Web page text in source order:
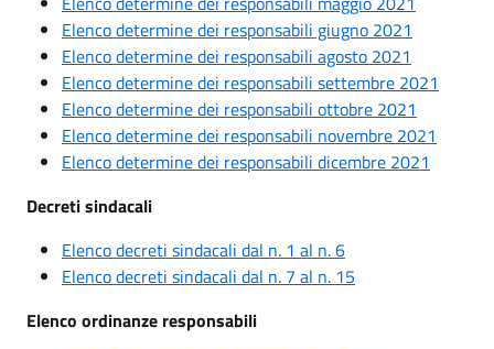
Elenco determine dei responsabili giugno 2021
Elenco determine dei responsabili agosto 2021
Elenco determine dei responsabili settembre 2021
Elenco determine dei responsabili ottobre 2021
Elenco determine dei responsabili novembre 2021
Elenco determine dei responsabili dicembre 2021
Decreti sindacali
Elenco decreti sindacali dal n. 1 al n. 6
Elenco decreti sindacali dal n. 7 al n. 15
Elenco ordinanze responsabili